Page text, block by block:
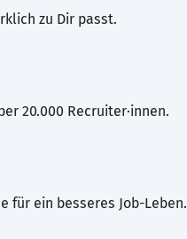
zu Dir passt.
20.000 Recruiter·innen.
für ein besseres Job-Leben.